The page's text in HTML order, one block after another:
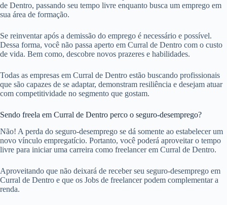
de Dentro, passando seu tempo livre enquanto busca um emprego em
sua área de formação.
Se reinventar após a demissão do emprego é necessário e possível.
Dessa forma, você não passa aperto em Curral de Dentro com o custo
de vida. Bem como, descobre novos prazeres e habilidades.
Todas as empresas em Curral de Dentro estão buscando profissionais
que são capazes de se adaptar, demonstram resiliência e desejam atuar
com competitividade no segmento que gostam.
Sendo freela em Curral de Dentro perco o seguro-desemprego?
Não! A perda do seguro-desemprego se dá somente ao estabelecer um
novo vínculo empregatício. Portanto, você poderá aproveitar o tempo
livre para iniciar uma carreira como freelancer em Curral de Dentro.
Aproveitando que não deixará de receber seu seguro-desemprego em
Curral de Dentro e que os Jobs de freelancer podem complementar a
renda.